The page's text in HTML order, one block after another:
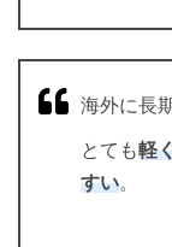
海外に長
とても軽
すい。